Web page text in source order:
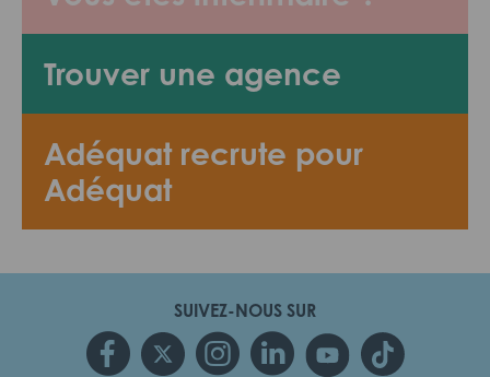
Trouver une agence
Adéquat recrute pour
Adéquat
SUIVEZ-NOUS SUR